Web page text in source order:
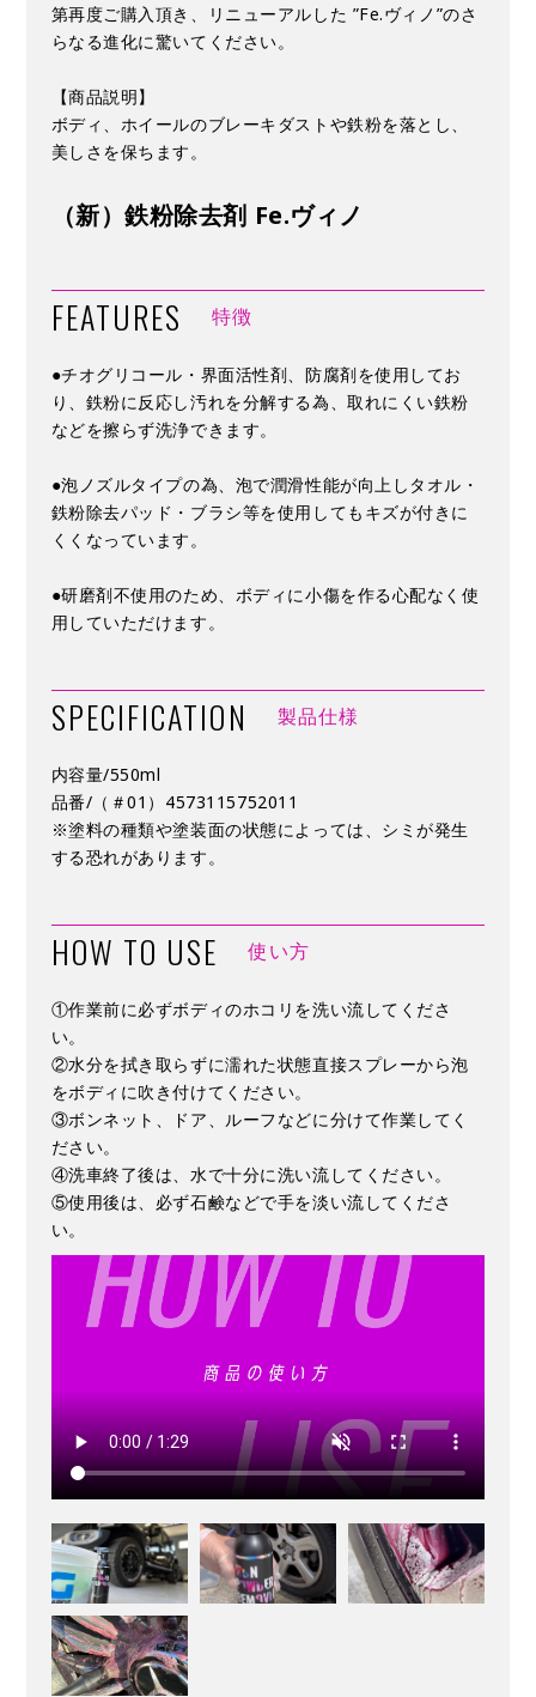
第再度ご購入頂き、リニューアルした ”Fe.ヴィノ”のさ
らなる進化に驚いてください。
【商品説明】
ボディ、ホイールのブレーキダストや鉄粉を落とし、
美しさを保ちます。
（新）鉄粉除去剤 Fe.ヴィノ
FEATURES 特徴
●チオグリコール・界面活性剤、防腐剤を使用してお
り、鉄粉に反応し汚れを分解する為、取れにくい鉄粉
などを擦らず洗浄できます。
●泡ノズルタイプの為、泡で潤滑性能が向上しタオル・
鉄粉除去パッド・ブラシ等を使用してもキズが付きに
くくなっています。
●研磨剤不使用のため、ボディに小傷を作る心配なく使
用していただけます。
SPECIFICATION 製品仕様
内容量/550ml
品番/（＃01）4573115752011
※塗料の種類や塗装面の状態によっては、シミが発生
する恐れがあります。
HOW TO USE 使い方
①作業前に必ずボディのホコリを洗い流してくださ
い。
②水分を拭き取らずに濡れた状態直接スプレーから泡
をボディに吹き付けてください。
③ボンネット、ドア、ルーフなどに分けて作業してく
ださい。
④洗車終了後は、水で十分に洗い流してください。
⑤使用後は、必ず石鹸などで手を淡い流してくださ
い。